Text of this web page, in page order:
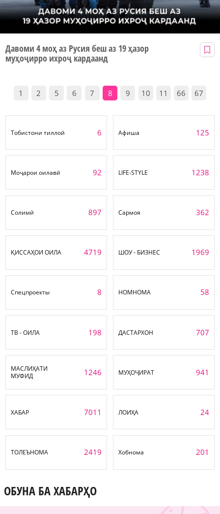
Давоми 4 моҳ аз Русия беш аз 19 ҳазор
муҳоҷирро ихроҷ кардаанд
1 2 5 6 7 8 9 10 11 66 67
Тобистони тиллоӣ 6 Афиша 125
Моҷарои оилавӣ 92 LIFE-STYLE 1238
Солимӣ 897 Сармоя 362
ҚИССАҲОИ ОИЛА 4719 ШОУ - БИЗНЕС 1969
Спецпроекты 8 НОМНОМА 58
ТВ - ОИЛА 198 ДАСТАРХОН 707
МАСЛИҲАТИ
МУФИД
1246 МУҲОҶИРАТ 941
ХАБАР 7011 ЛОИҲА 24
ТОЛЕЪНОМА 2419 Хобнома 201
ОБУНА БА ХАБАРҲО